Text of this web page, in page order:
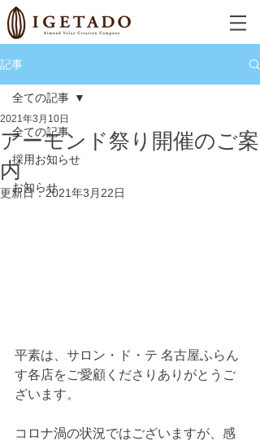
記事
全ての記事
採用お知らせ
お知らせ
全ての記事
アーモンド祭り開催のご案
内
2021年3月10日
更新日：2021年3月22日
平素は、サロン・ド・テ 名古屋ふらん
す各店をご愛顧くださりありがとうご
ざいます。
コロナ渦の状況ではございますが、感